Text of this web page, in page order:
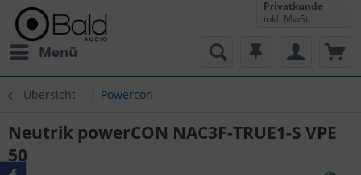
Menü
Privatkunde
inkl. MwSt.
Übersicht Powercon
Neutrik powerCON NAC3F-TRUE1-S VPE
50